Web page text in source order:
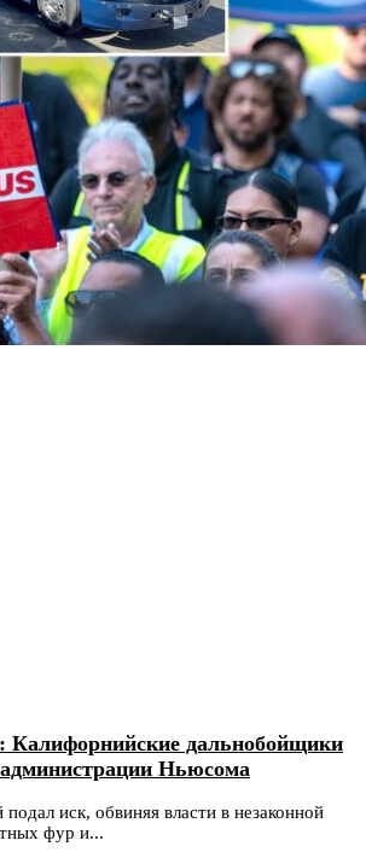
Калифорнийские дальнобойщики
Ньюсома
иск, обвиняя власти в незаконной
фур и...